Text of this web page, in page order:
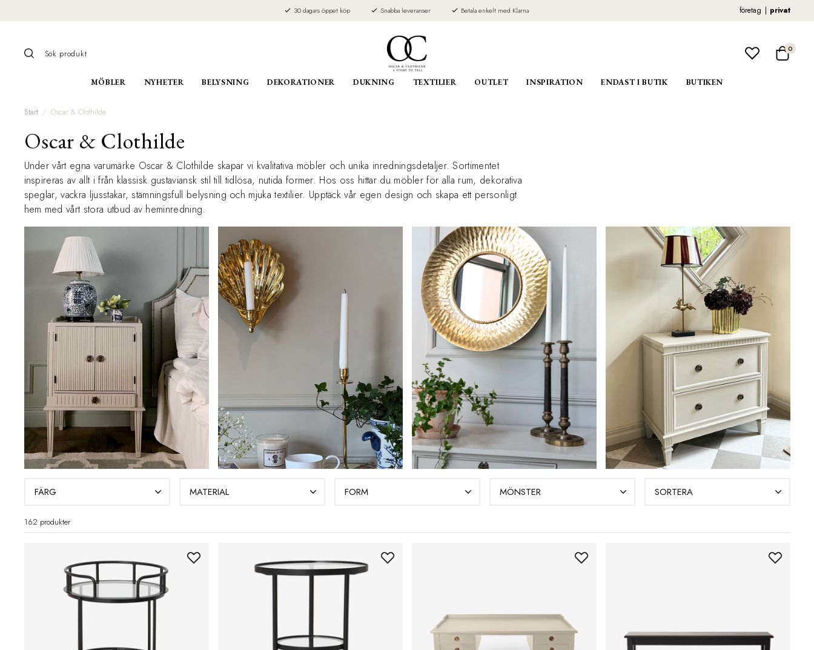
företag privat
30 dagars öppet köp Snabba leveranser Betala enkelt med Klarna
0
MÖBLER NYHETER BELYSNING DEKORATIONER DUKNING TEXTILIER OUTLET INSPIRATION ENDAST I BUTIK BUTIKEN
Start Oscar & Clothilde
Oscar & Clothilde
Under vårt egna varumärke Oscar & Clothilde skapar vi kvalitativa möbler och unika inredningsdetaljer. Sortimentet
inspireras av allt i från klassisk gustaviansk stil till tidlösa, nutida former. Hos oss hittar du möbler för alla rum, dekorativa
speglar, vackra ljusstakar, stämningsfull belysning och mjuka textilier. Upptäck vår egen design och skapa ett personligt
hem med vårt stora utbud av heminredning.
FÄRG MATERIAL FORM MÖNSTER SORTERA
162 produkter